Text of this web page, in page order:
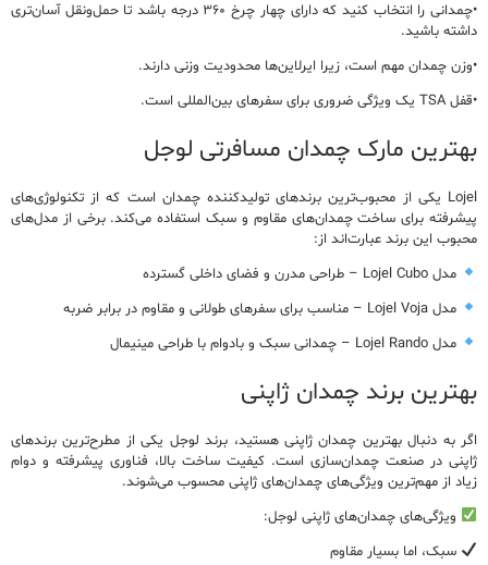
•چمدانی را انتخاب کنید کهدارای چهار چرخ ۳۶۰ درجه
باشد تا حمل‌ونقل آسان‌تری
داشته باشید.
•وزن چمدان مهم است، زیرا ایرلاین‌ها محدودیت وزنی دارند.
•قفل TSA یک ویژگی ضروری برای سفرهای بین‌المللی است.
بهترین مارک چمدان مسافرتی لوجل
Lojel یکی از محبوب‌ترین برندهای تولیدکننده چمدان است که از تکنولوژی‌های
پیشرفته برای ساخت چمدان‌های مقاوم و سبک استفاده می‌کند. برخی از مدل‌های
محبوب این برند عبارت‌اند از:
مدل Lojel Cubo
– طراحی مدرن و فضای داخلی گسترده
مدل Lojel Voja
– مناسب برای سفرهای طولانی و مقاوم در برابر ضربه
مدل Lojel Rando
– چمدانی سبک و بادوام با طراحی مینیمال
بهترین برند چمدان ژاپنی
اگر به دنبالبهترین چمدان ژاپنی هستید، برند لوجل یکی از مطرح‌ترین برندهای
ژاپنی در صنعت چمدان‌سازی است. کیفیت ساخت بالا، فناوری پیشرفته و دوام
زیاد از مهم‌ترین ویژگی‌های چمدان‌های ژاپنی محسوب می‌شوند.
ویژگی‌های چمدان‌های ژاپنی لوجل:
سبک، اما بسیار مقاوم